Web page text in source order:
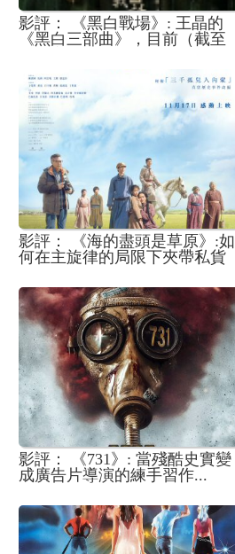
影評： 《黑白戰場》: 王晶的
《黑白三部曲》，目前（截至
光版本的電影
影評： 《海的盡頭是草原》:如
何在主旋律的局限下夾帶私貨
影評： 《731》: 當殘酷史實變
成廣告片導演的練手習作...